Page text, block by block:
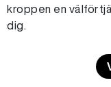
kroppen en
dig.